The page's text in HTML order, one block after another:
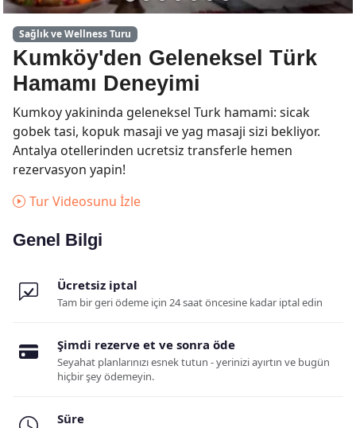
Sağlık ve Wellness Turu
Kumköy'den Geleneksel Türk
Hamamı Deneyimi
Kumkoy yakininda geleneksel Turk hamami: sicak
gobek tasi, kopuk masaji ve yag masaji sizi bekliyor.
Antalya otellerinden ucretsiz transferle hemen
rezervasyon yapin!
Tur Videosunu İzle
Genel Bilgi
Ücretsiz iptal
Tam bir geri ödeme için 24 saat öncesine kadar iptal edin
Şimdi rezerve et ve sonra öde
Seyahat planlarınızı esnek tutun - yerinizi ayırtın ve bugün
hiçbir şey ödemeyin.
Süre